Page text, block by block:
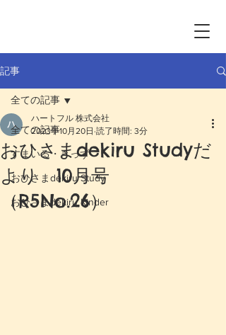
記事
全ての記事
すまいる・きっず
おひさまdekiru Study
おひさまdekiru Kinder
全ての記事
おひさまdekiru Studyだ
より 10月号
（R5No.26）
ハートフル 株式会社
2023年10月20日 読了時間: 3分